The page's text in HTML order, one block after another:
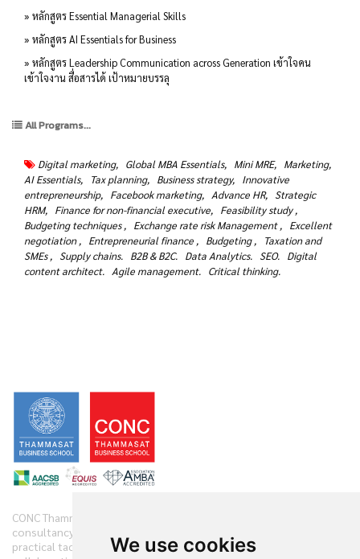
We use cookies
» หลักสูตร Essential Managerial Skills
» หลักสูตร AI Essentials for Business
» หลักสูตร Leadership Communication across Generation เข้าใจคน
เข้าใจงาน สื่อสารได้ เป้าหมายบรรลุ
All Programs...
Digital marketing, Global MBA Essentials, Mini MRE, Marketing,
AI Essentials,
Tax planning, Business strategy, Innovative
entrepreneurship, Facebook marketing, Advance HR, Strategic
HRM, Finance for non-financial executive, Feasibility study ,
Budgeting techniques , Exchange rate risk Management , Excellent
negotiation , Entrepreneurial finance , Budgeting ,
Taxation and
SMEs , Supply chains. B2B & B2C. Data Analytics. SEO. Digital
content architect. Agile management. Critical thinking.
CONC Thammasat offers clients diverse range of business
consultancy, implementation services and training initiatives with
practical tactics. We have practiced and demonstrate new